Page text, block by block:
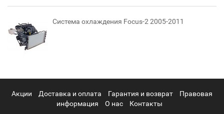
Система охлаждения Focus-2 2005-2011
Акции Доставка и оплата Гарантия и возврат
Правовая
информация
О нас Контакты